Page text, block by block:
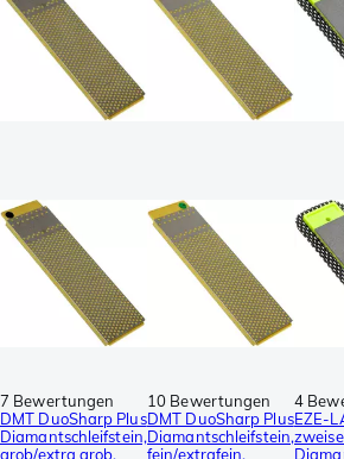
7 Bewertungen
DMT DuoSharp Plus
Diamantschleifstein,
grob/extra grob,
10 Bewertungen
DMT DuoSharp Plus
Diamantschleifstein,
fein/extrafein,
4
EZE-